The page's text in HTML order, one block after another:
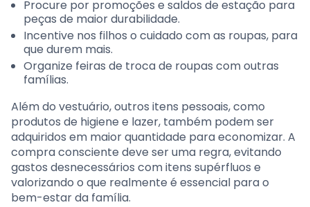
Procure por promoções e saldos de estação para
peças de maior durabilidade.
Incentive nos filhos o cuidado com as roupas, para
que durem mais.
Organize feiras de troca de roupas com outras
famílias.
Além do vestuário, outros itens pessoais, como
produtos de higiene e lazer, também podem ser
adquiridos em maior quantidade para economizar. A
compra consciente deve ser uma regra, evitando
gastos desnecessários com itens supérfluos e
valorizando o que realmente é essencial para o
bem-estar da família.